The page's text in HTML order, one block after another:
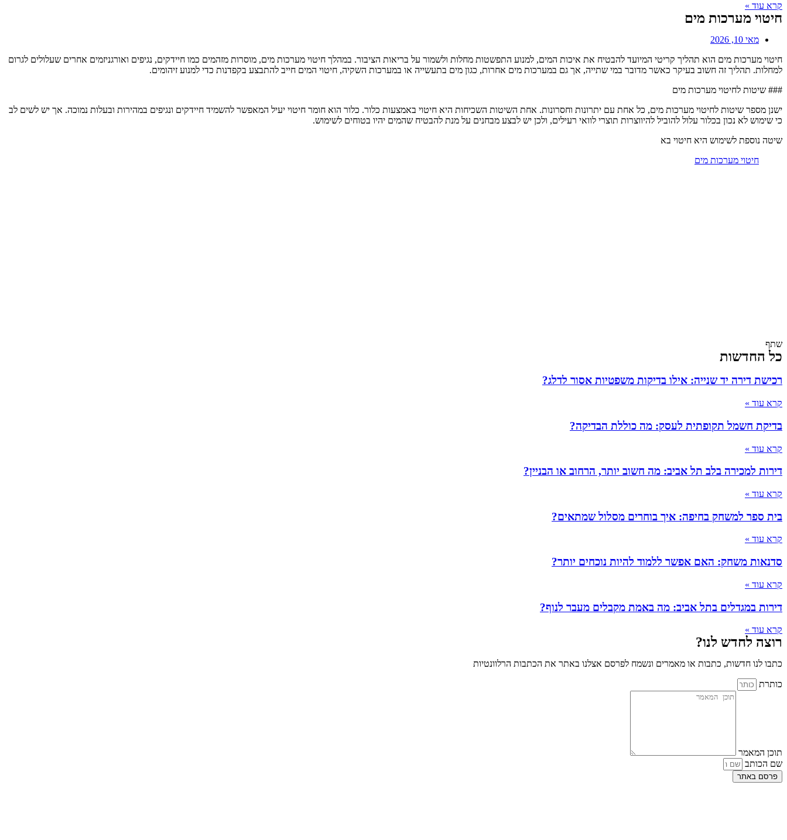
קרא עוד »
חיטוי מערכות מים
מאי 10, 2026
חיטוי מערכות מים הוא תהליך קריטי המיועד להבטיח את איכות המים, למנוע התפשטות מחלות ולשמור על בריאות הציבור. במהלך חיטוי מערכות מים, מוסרות מזהמים כמו חיידקים, נגיפים ואורגניזמים אחרים שעלולים לגרום
למחלות. תהליך זה חשוב בעיקר כאשר מדובר במי שתייה, אך גם במערכות מים אחרות, כגון מים בתעשייה או במערכות השקיה, חיטוי המים חייב להתבצע בקפדנות כדי למנוע זיהומים.
### שיטות לחיטוי מערכות מים
ישנן מספר שיטות לחיטוי מערכות מים, כל אחת עם יתרונות וחסרונות. אחת השיטות השכיחות היא חיטוי באמצעות כלור. כלור הוא חומר חיטוי יעיל המאפשר להשמיד חיידקים ונגיפים במהירות ובעלות נמוכה. אך יש לשים לב
כי שימוש לא נכון בכלור עלול להוביל להיווצרות תוצרי לוואי רעילים, ולכן יש לבצע מבחנים על מנת להבטיח שהמים יהיו בטוחים לשימוש.
שיטה נוספת לשימוש היא חיטוי בא
חיטוי מערכות מים
שתף
כל החדשות
רכישת דירה יד שנייה: אילו בדיקות משפטיות אסור לדלג?
קרא עוד »
בדיקת חשמל תקופתית לעסק: מה כוללת הבדיקה?
קרא עוד »
דירות למכירה בלב תל אביב: מה חשוב יותר, הרחוב או הבניין?
קרא עוד »
בית ספר למשחק בחיפה: איך בוחרים מסלול שמתאים?
קרא עוד »
סדנאות משחק: האם אפשר ללמוד להיות נוכחים יותר?
קרא עוד »
דירות במגדלים בתל אביב: מה באמת מקבלים מעבר לנוף?
קרא עוד »
רוצה לחדש לנו?
כתבו לנו חדשות, כתבות או מאמרים ונשמח לפרסם אצלנו באתר את הכתבות הרלוונטיות
כותרת
תוכן המאמר
שם הכותב
פרסם באתר